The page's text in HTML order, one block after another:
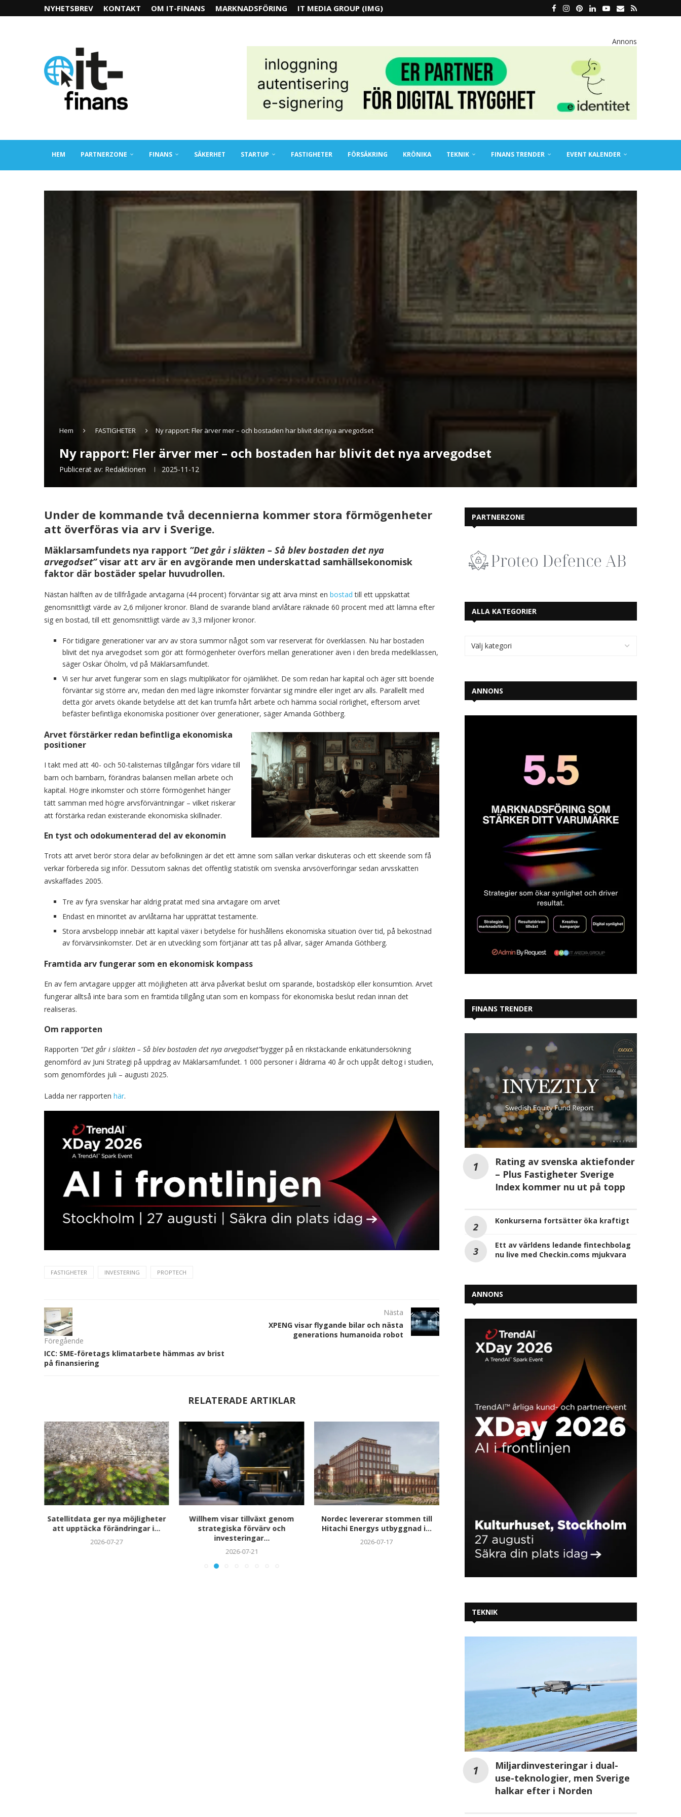
NYHETSBREV KONTAKT OM IT-FINANS MARKNADSFÖRING IT MEDIA GROUP (IMG)
Annons
HEM PARTNERZONE FINANS SÄKERHET STARTUP FASTIGHETER FÖRSÄKRING KRÖNIKA TEKNIK FINANS TRENDER EVENT KALENDER
Hem FASTIGHETER Ny rapport: Fler ärver mer – och bostaden har blivit det nya arvegodset
Ny rapport: Fler ärver mer – och bostaden har blivit det nya arvegodset
Publicerat av: Redaktionen 2025-11-12
Under de kommande två decennierna kommer stora förmögenheter
att överföras via arv i Sverige.
Mäklarsamfundets nya rapport ”Det går i släkten – Så blev bostaden det nya
arvegodset”visar att arv är en avgörande men underskattad samhällsekonomisk
faktor där bostäder spelar huvudrollen.
Nästan hälften av de tillfrågade arvtagarna (44 procent) förväntar sig att ärva minst en bostad till ett uppskattat
genomsnittligt värde av 2,6 miljoner kronor. Bland de svarande bland arvlåtare räknade 60 procent med att lämna efter
sig en bostad, till ett genomsnittligt värde av 3,3 miljoner kronor.
För tidigare generationer var arv av stora summor något som var reserverat för överklassen. Nu har bostaden
blivit det nya arvegodset som gör att förmögenheter överförs mellan generationer även i den breda medelklassen,
säger Oskar Öholm, vd på Mäklarsamfundet.
Vi ser hur arvet fungerar som en slags multiplikator för ojämlikhet. De som redan har kapital och äger sitt boende
förväntar sig större arv, medan den med lägre inkomster förväntar sig mindre eller inget arv alls. Parallellt med
detta gör arvets ökande betydelse att det kan trumfa hårt arbete och hämma social rörlighet, eftersom arvet
befäster befintliga ekonomiska positioner över generationer, säger Amanda Göthberg.
Arvet förstärker redan befintliga ekonomiska
positioner
I takt med att 40- och 50-talisternas tillgångar förs vidare till
barn och barnbarn, förändras balansen mellan arbete och
kapital. Högre inkomster och större förmögenhet hänger
tätt samman med högre arvsförväntningar – vilket riskerar
att förstärka redan existerande ekonomiska skillnader.
En tyst och odokumenterad del av ekonomin
Trots att arvet berör stora delar av befolkningen är det ett ämne som sällan verkar diskuteras och ett skeende som få
verkar förbereda sig inför. Dessutom saknas det offentlig statistik om svenska arvsöverföringar sedan arvsskatten
avskaffades 2005.
Tre av fyra svenskar har aldrig pratat med sina arvtagare om arvet
Endast en minoritet av arvlåtarna har upprättat testamente.
Stora arvsbelopp innebär att kapital växer i betydelse för hushållens ekonomiska situation över tid, på bekostnad
av förvärvsinkomster. Det är en utveckling som förtjänar att tas på allvar, säger Amanda Göthberg.
Framtida arv fungerar som en ekonomisk kompass
En av fem arvtagare uppger att möjligheten att ärva påverkat beslut om sparande, bostadsköp eller konsumtion. Arvet
fungerar alltså inte bara som en framtida tillgång utan som en kompass för ekonomiska beslut redan innan det
realiseras.
Om rapporten
Rapporten ”Det går i släkten – Så blev bostaden det nya arvegodset”bygger på en rikstäckande enkätundersökning
genomförd av Juni Strategi på uppdrag av Mäklarsamfundet. 1 000 personer i åldrarna 40 år och uppåt deltog i studien,
som genomfördes juli – augusti 2025.
Ladda ner rapporten här.
FASTIGHETER INVESTERING PROPTECH
Föregående
ICC: SME-företags klimatarbete hämmas av brist
på finansiering
Nästa
XPENG visar flygande bilar och nästa
generations humanoida robot
RELATERADE ARTIKLAR
Satellitdata ger nya möjligheter
att upptäcka förändringar i...
2026-07-27
Willhem visar tillväxt genom
strategiska förvärv och
investeringar...
2026-07-21
Nordec levererar stommen till
Hitachi Energys utbyggnad i...
2026-07-17
Orterna där svenskarna bor
minst och störst
2026-07-16
Stark tro på
bostadspriser trots
PARTNERZONE
ALLA KATEGORIER
ANNONS
FINANS TRENDER
Rating av svenska aktiefonder
– Plus Fastigheter Sverige
Index kommer nu ut på topp
Konkurserna fortsätter öka kraftigt
Ett av världens ledande fintechbolag
nu live med Checkin.coms mjukvara
ANNONS
TEKNIK
Miljardinvesteringar i dual-
use-teknologier, men Sverige
halkar efter i Norden